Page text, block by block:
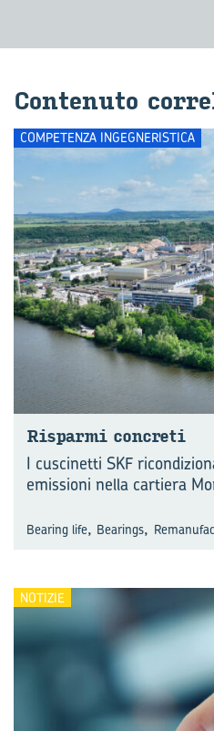
Con­te­nu­to
COMPETENZA INGEGNERISTICA
Ri­spar­mi con­cre­ti
I cuscinetti SKF
emissioni nella cartiera
Bearing life, Bearings,
NOTIZIE